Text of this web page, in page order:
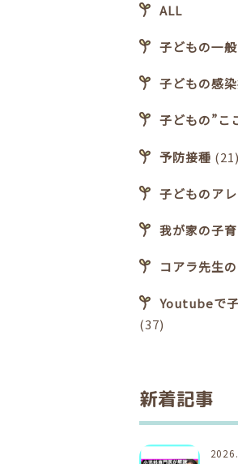
ALL
子どもの一
子どもの感
子どもの”こ
予防接種 (21)
子どものア
我が家の子
コアラ先生
Youtubeで
(37)
新着記事